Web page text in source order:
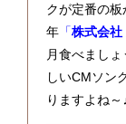
クが定番の
年「株式会社
月食べまし
しいCMソン
りますよね～